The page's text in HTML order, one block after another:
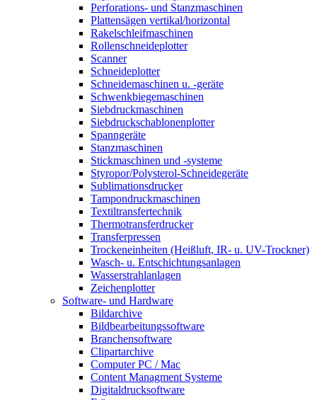
Perforations- und Stanzmaschinen
Plattensägen vertikal/horizontal
Rakelschleifmaschinen
Rollenschneideplotter
Scanner
Schneideplotter
Schneidemaschinen u. -geräte
Schwenkbiegemaschinen
Siebdruckmaschinen
Siebdruckschablonenplotter
Spanngeräte
Stanzmaschinen
Stickmaschinen und -systeme
Styropor/Polysterol-Schneidegeräte
Sublimationsdrucker
Tampondruckmaschinen
Textiltransfertechnik
Thermotransferdrucker
Transferpressen
Trockeneinheiten (Heißluft, IR- u. UV-Trockner)
Wasch- u. Entschichtungsanlagen
Wasserstrahlanlagen
Zeichenplotter
Software- und Hardware
Bildarchive
Bildbearbeitungssoftware
Branchensoftware
Clipartarchive
Computer PC / Mac
Content Managment Systeme
Digitaldrucksoftware